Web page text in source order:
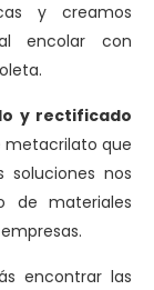
y creamos
encolar con
y rectificado
metacrilato que
soluciones nos
de materiales
encontrar las